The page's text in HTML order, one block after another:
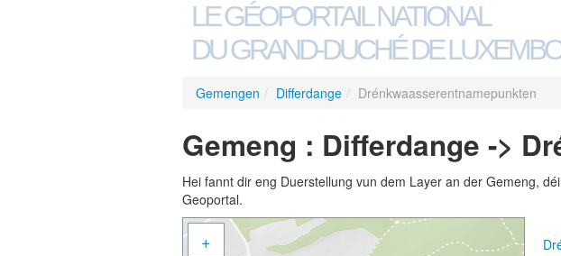
LE GÉOPORTAIL NATIONAL
DU GRAND-DUCHÉ DE
Gemengen / Differdange / Drénkwaasserentnamepunkten
Gemeng : Differdange ->
Hei fannt dir eng Duerstellung vun dem Layer an der Gemeng,
Geoportal.
+